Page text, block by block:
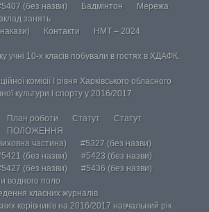
(без назви) Бадмінтон
Мережа
занять
Контакти
НМТ – 2024
учні 10-х класів побували в гостях в ХДАФК.
комісії І рівня Харківського обласного
культури і спорту у 2016/2017
План роботи Статут
Статут
ПОЛОЖЕННЯ
частина)
#5327 (без назви)
(без назви)
#5423 (без назви)
(без назви)
#5436 (без назви)
водного поло
класних журналів
керівників на 2016/2017 навчальний рік